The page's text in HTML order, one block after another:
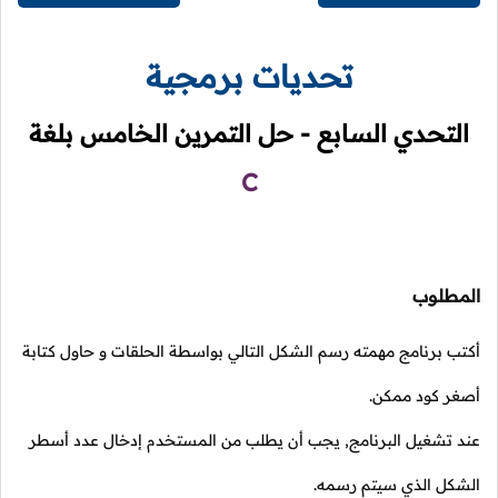
تحديات برمجية
التحدي السابع - حل التمرين الخامس بلغة
C
المطلوب
أكتب برنامج مهمته رسم الشكل التالي بواسطة الحلقات و حاول كتابة
أصغر كود ممكن.
عند تشغيل البرنامج, يجب أن يطلب من المستخدم إدخال عدد أسطر
الشكل الذي سيتم رسمه.